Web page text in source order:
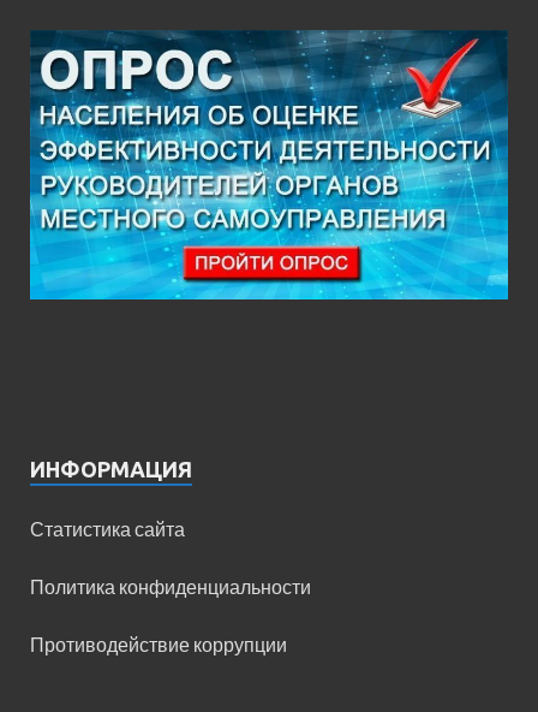
ИНФОРМАЦИЯ
Статистика сайта
Политика конфиденциальности
Противодействие коррупции